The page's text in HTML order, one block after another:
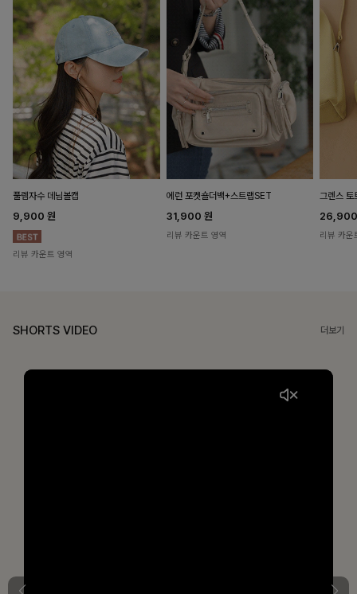
풀렘자수 데님볼캡
9,900 원
리뷰 카운트 영역
에런 포켓숄더백+스트랩SET
31,900 원
리뷰 카운트 영역
그렌스
리뷰 카운
SHORTS VIDEO 더보기